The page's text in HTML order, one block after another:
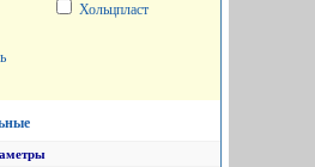
Хольцпласт